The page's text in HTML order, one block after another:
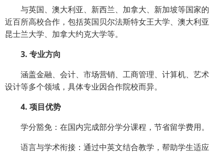
与英国、澳大利亚、新西兰、加拿大、新加坡等国家的
近百所高校合作，包括英国贝尔法斯特女王大学、澳大利亚
昆士兰大学、加拿大约克大学等。
3. 专业方向
涵盖金融、会计、市场营销、工商管理、计算机、艺术
设计等多个领域，具体专业因合作院校而异。
4. 项目优势
学分豁免：在国内完成部分学分课程，节省留学费用。
语言与学术衔接：通过中英文结合教学，帮助学生适应